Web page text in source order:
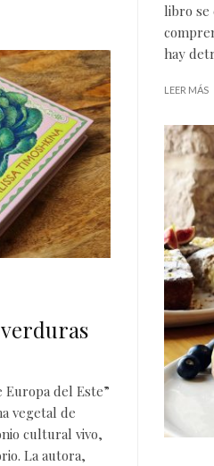
verduras
Europa del Este”
vegetal de
cultural vivo,
La autora,
libro se
hay
LEER MÁS